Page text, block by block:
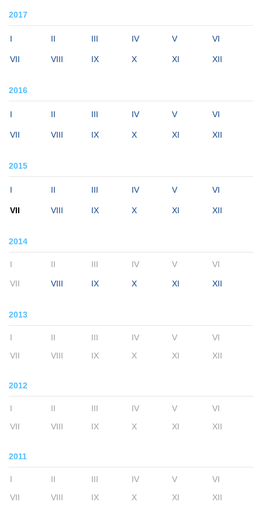
2017
I II III IV V VI
VII VIII IX X XI XII
2016
I II III IV V VI
VII VIII IX X XI XII
2015
I II III IV V VI
VII VIII IX X XI XII
2014
I II III IV V VI
VII VIII IX X XI XII
2013
I II III IV V
VI
VII
VIII IX X XI XII
2012
I II III IV V
VI
VII
VIII IX X XI XII
2011
I II III IV V
VI
VII
VIII IX X XI XII